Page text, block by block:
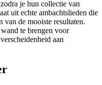
je hun collectie van
uit echte ambachtslieden die
van de mooiste resultaten.
te brengen voor
aan